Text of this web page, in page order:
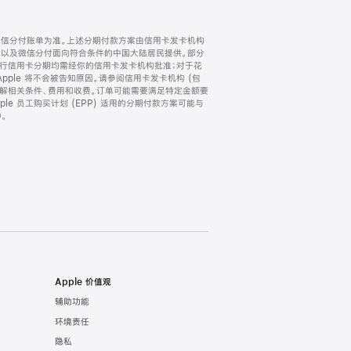
分付账单为准。上述分期付款方案由信用卡发卡机构
及微信分付面向符合条件的中国大陆居民提供。部分
用卡分期均需经你的信用卡发卡机构批准；对于花
将不会被告知原因。请参阅信用卡发卡机构 (包
相关条件、费用和收费。订单可能需要满足特定金额要
员工购买计划 (EPP) 适用的分期付款方案可能与
Apple 价值观
辅助功能
环境责任
隐私